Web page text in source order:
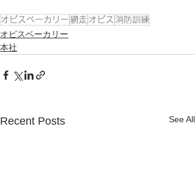
オピスベーカリー 網走 オピス 消防訓練
オピスベーカリー
本社
Recent Posts See All